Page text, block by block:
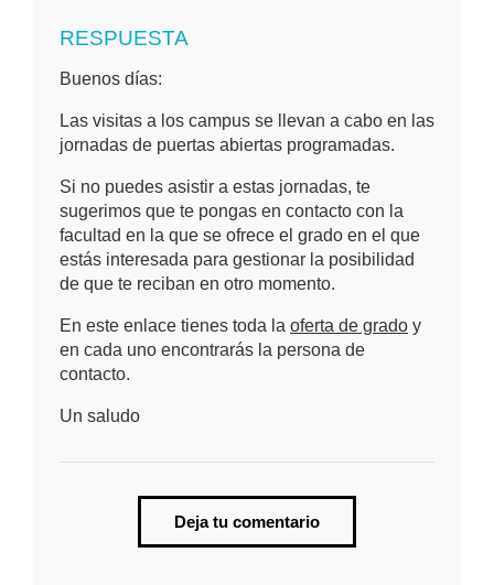
RESPUESTA
Buenos días:
Las visitas a los campus se llevan a cabo en las
jornadas de puertas abiertas programadas.
Si no puedes asistir a estas jornadas, te
sugerimos que te pongas en contacto con la
facultad en la que se ofrece el grado en el que
estás interesada para gestionar la posibilidad
de que te reciban en otro momento.
En este enlace tienes toda la oferta de grado y
en cada uno encontrarás la persona de
contacto.
Un saludo
Deja tu comentario